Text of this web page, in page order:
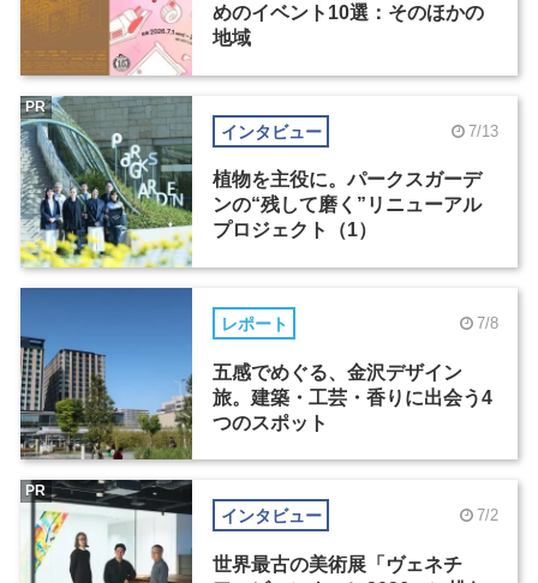
めのイベント10選：そのほかの
地域
インタビュー 7/13
植物を主役に。パークスガーデ
ンの“残して磨く”リニューアル
プロジェクト（1）
PR
レポート 7/8
五感でめぐる、金沢デザイン
旅。建築・工芸・香りに出会う4
つのスポット
インタビュー 7/2
世界最古の美術展「ヴェネチ
PR